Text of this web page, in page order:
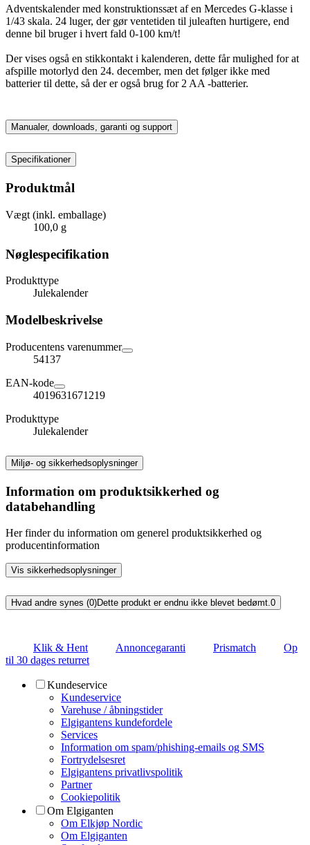
Adventskalender med konstruktionssæt af en Mercedes G-klasse i
1/43 skala. 24 luger, der gør ventetiden til juleaften hurtigere, end
denne bil bruger i hvert fald 0-100 km/t!
Der vises også en stikkontakt i kalenderen, dette får mulighed for at
afspille motorlyd den 24. december, men det følger ikke med
batterier til dette, så der er også brug for 2 AA -batterier.
Manualer, downloads, garanti og support
Specifikationer
Produktmål
Vægt (inkl. emballage)
100,0 g
Nøglespecifikation
Produkttype
Julekalender
Modelbeskrivelse
Producentens varenummer
54137
EAN-kode
4019631671219
Produkttype
Julekalender
Miljø- og sikkerhedsoplysninger
Information om produktsikkerhed og
databehandling
Her finder du information om generel produktsikkerhed og
producentinformation
Vis sikkerhedsoplysninger
Hvad andre synes (0)Dette produkt er endnu ikke blevet bedømt.0
Klik & Hent Annoncegaranti Prismatch
Op
til 30 dages returret
Kundeservice
Kundeservice
Varehuse / åbningstider
Elgigantens kundefordele
Services
Information om spam/phishing-emails og SMS
Fortrydelsesret
Elgigantens privatlivspolitik
Partner
Cookiepolitik
Om Elgiganten
Om Elkjøp Nordic
Om Elgiganten